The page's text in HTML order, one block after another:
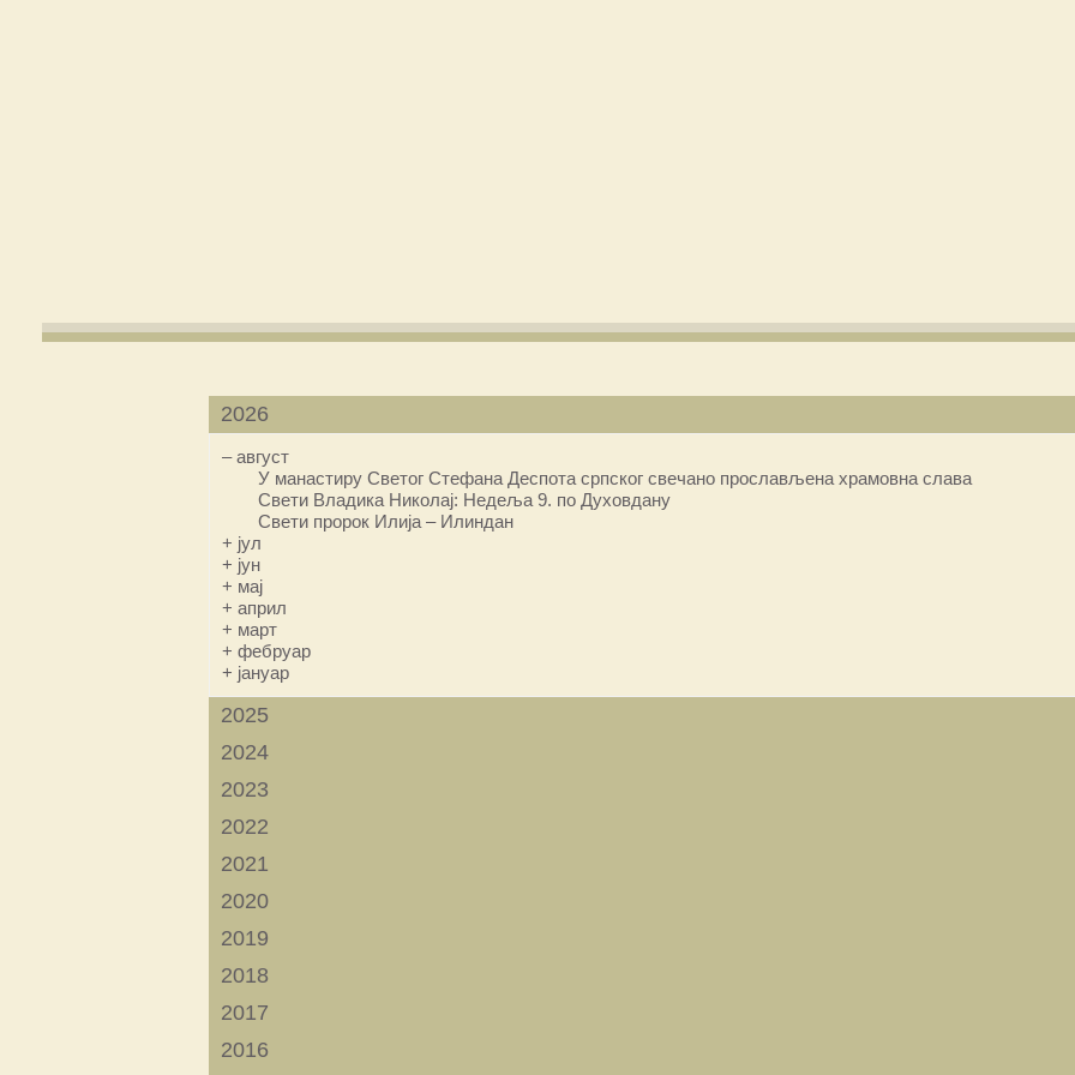
2026
–август
У манастиру Светог Стефана Деспота српског свечано прослављена храмовна слава
Свети Владика Николај: Недеља 9. по Духовдану
Свети пророк Илија – Илиндан
+ јул
+ јун
+ мај
+ април
+ март
+ фебруар
+ јануар
2025
2024
2023
2022
2021
2020
2019
2018
2017
2016